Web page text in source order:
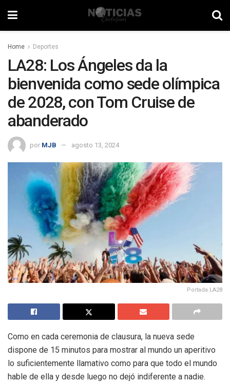
Home Deportes
LA28: Los Ángeles da la
bienvenida como sede olímpica
de 2028, con Tom Cruise de
abanderado
por MJB agosto 13, 2024
Portada LA28
Como en cada ceremonia de clausura, la nueva sede
dispone de 15 minutos para mostrar al mundo un aperitivo
lo suficientemente llamativo como para que todo el mundo
hable de ella y desde luego no dejó indiferente a nadie.